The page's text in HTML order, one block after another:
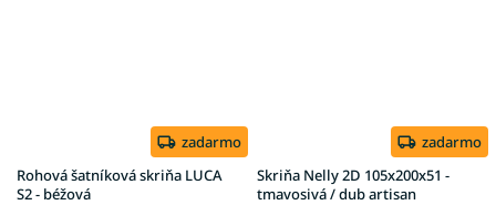
zadarmo
Rohová šatníková skriňa LUCA
S2 - béžová
zadarmo
Skriňa Nelly 2D 105x200x51 -
tmavosivá / dub artisan